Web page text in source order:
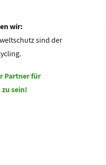
wir:
sind der
Partner für
sein!